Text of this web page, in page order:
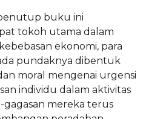
buku ini
tokoh utama dalam
ekonomi, para
pundaknya dibentuk
moral mengenai urgensi
individu dalam aktivitas
gagasan mereka terus